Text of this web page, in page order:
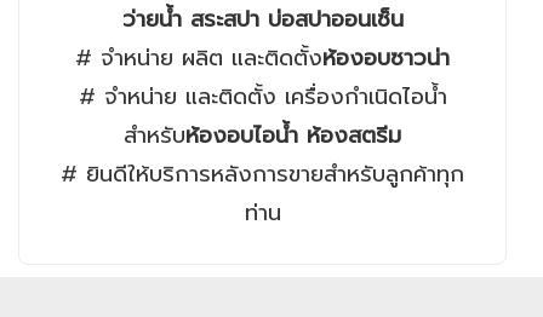
ว่ายน้ำ สระสปา บ่อสปาออนเซ็น
# จำหน่าย ผลิต และติดตั้งห้องอบซาวน่า
# จำหน่าย และติดตั้ง เครื่องกำเนิดไอน้ำ
สำหรับห้องอบไอน้ำ ห้องสตรีม
# ยินดีให้บริการหลังการขายสำหรับลูกค้าทุก
ท่าน